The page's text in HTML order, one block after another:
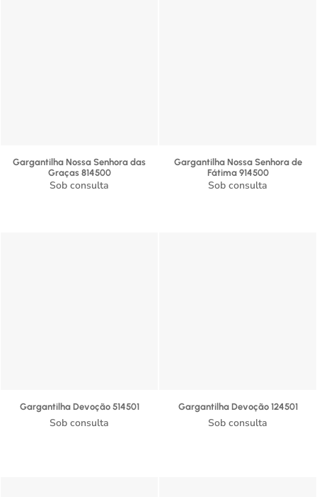
Gargantilha Nossa Senhora das
Graças 814500
Sob consulta
Gargantilha Nossa Senhora de
Fátima 914500
Sob consulta
Gargantilha Devoção 514501
Sob consulta
Gargantilha Devoção 124501
Sob consulta